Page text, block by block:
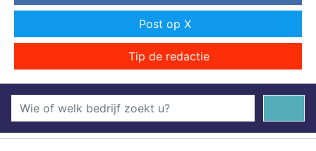
Post op X
Tip de redactie